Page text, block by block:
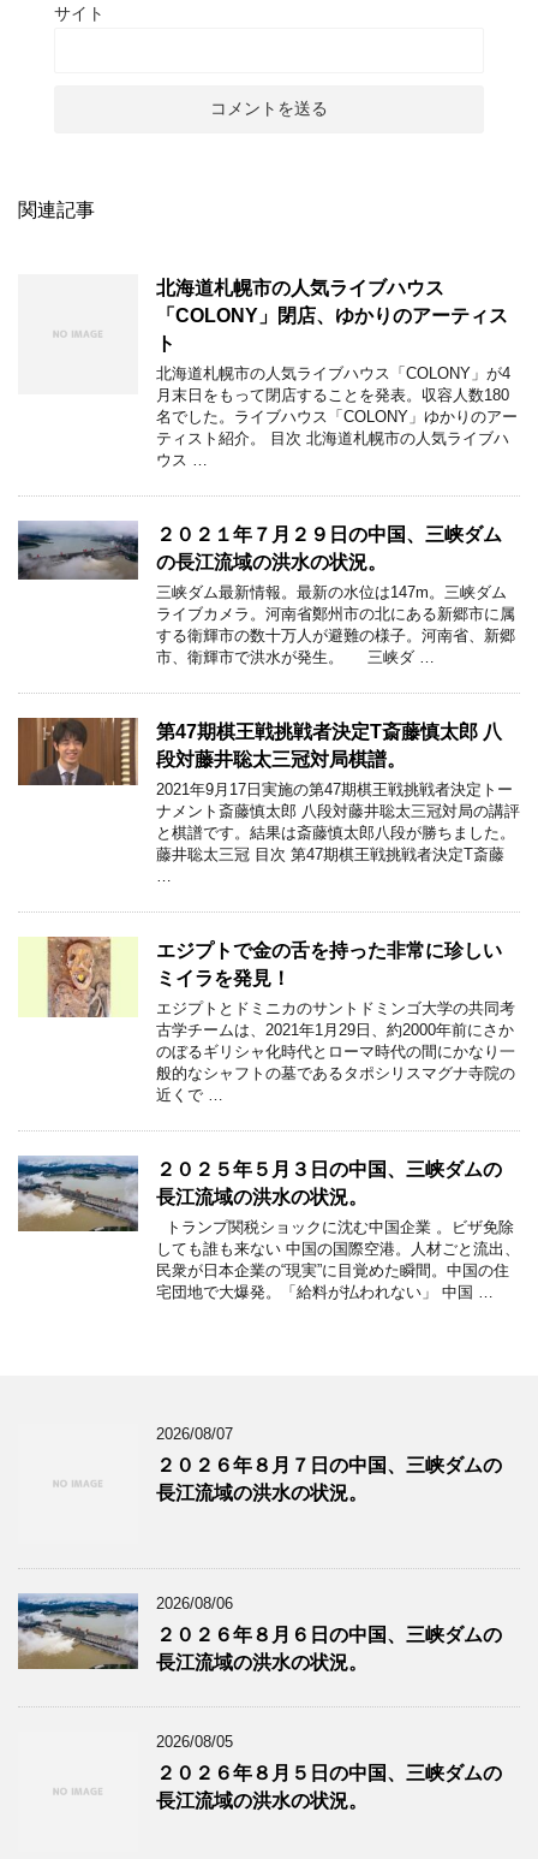
サイト
関連記事
北海道札幌市の人気ライブハウス
「COLONY」閉店、ゆかりのアーティス
ト
北海道札幌市の人気ライブハウス「COLONY」が4
月末日をもって閉店することを発表。収容人数180
名でした。ライブハウス「COLONY」ゆかりのアー
ティスト紹介。 目次 北海道札幌市の人気ライブハ
ウス …
２０２１年７月２９日の中国、三峡ダム
の長江流域の洪水の状況。
三峡ダム最新情報。最新の水位は147m。三峡ダム
ライブカメラ。河南省鄭州市の北にある新郷市に属
する衛輝市の数十万人が避難の様子。河南省、新郷
市、衛輝市で洪水が発生。 三峡ダ …
第47期棋王戦挑戦者決定T斎藤慎太郎 八
段対藤井聡太三冠対局棋譜。
2021年9月17日実施の第47期棋王戦挑戦者決定トー
ナメント斎藤慎太郎 八段対藤井聡太三冠対局の講評
と棋譜です。結果は斎藤慎太郎八段が勝ちました。
藤井聡太三冠 目次 第47期棋王戦挑戦者決定T斎藤
…
エジプトで金の舌を持った非常に珍しい
ミイラを発見！
エジプトとドミニカのサントドミンゴ大学の共同考
古学チームは、2021年1月29日、約2000年前にさか
のぼるギリシャ化時代とローマ時代の間にかなり一
般的なシャフトの墓であるタポシリスマグナ寺院の
近くで …
２０２５年５月３日の中国、三峡ダムの
長江流域の洪水の状況。
トランプ関税ショックに沈む中国企業 。ビザ免除
しても誰も来ない 中国の国際空港。人材ごと流出、
民衆が日本企業の“現実”に目覚めた瞬間。中国の住
宅団地で大爆発。「給料が払われない」 中国 …
2026/08/07
２０２６年８月７日の中国、三峡ダムの
長江流域の洪水の状況。
2026/08/06
２０２６年８月６日の中国、三峡ダムの
長江流域の洪水の状況。
2026/08/05
２０２６年８月５日の中国、三峡ダムの
長江流域の洪水の状況。